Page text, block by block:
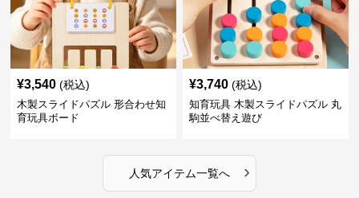
¥3,540 (税込)
木製スライドパズル 形合わせ知
育玩具ボード
¥3,740 (税込)
知育玩具 木製スライドパズル 丸
駒並べ替え遊び
人気アイテム一覧へ ›